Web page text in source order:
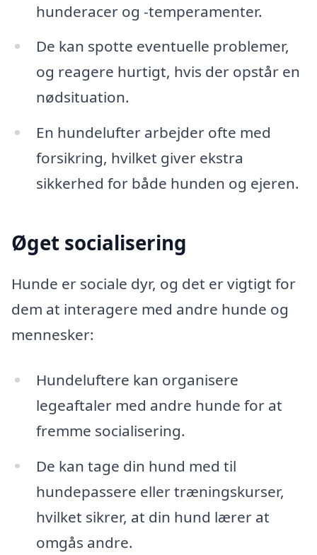
hunderacer og -temperamenter.
De kan spotte eventuelle problemer,
og reagere hurtigt, hvis der opstår en
nødsituation.
En hundelufter arbejder ofte med
forsikring, hvilket giver ekstra
sikkerhed for både hunden og ejeren.
Øget socialisering
Hunde er sociale dyr, og det er vigtigt for
dem at interagere med andre hunde og
mennesker:
Hundeluftere kan organisere
legeaftaler med andre hunde for at
fremme socialisering.
De kan tage din hund med til
hundepassere eller træningskurser,
hvilket sikrer, at din hund lærer at
omgås andre.